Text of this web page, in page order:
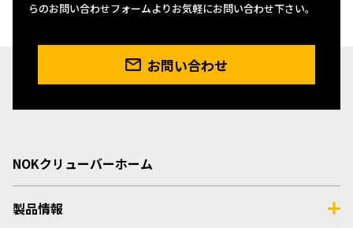
らのお問い合わせフォームよりお気軽にお問い合わせ下さい。
お問い合わせ
NOKクリューバーホーム
製品情報